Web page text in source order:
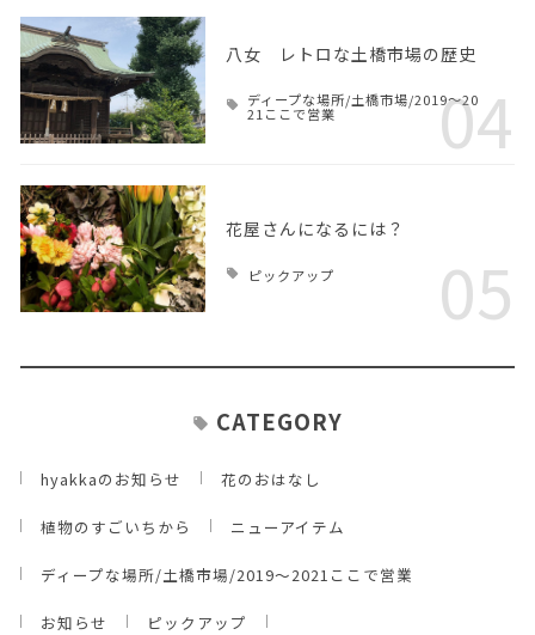
八女 レトロな土橋市場の歴史
ディープな場所/土橋市場/2019～20
21ここで営業 04
花屋さんになるには？
ピックアップ 05
CATEGORY
hyakkaのお知らせ 花のおはなし
植物のすごいちから ニューアイテム
ディープな場所/土橋市場/2019～2021ここで営業
お知らせ ピックアップ